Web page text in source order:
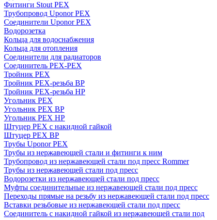
Фитинги Stout PEX
Трубопровод Uponor PEX
Соединители Uponor PEX
Водорозетка
Кольца для водоснабжения
Кольца для отопления
Соединители для радиаторов
Соединитель PEX-PEX
Тройник PEX
Тройник PEX-резьба ВР
Тройник PEX-резьба НР
Угольник PEX
Угольник PEX ВР
Угольник PEX НР
Штуцер PEX c накидной гайкой
Штуцер PEX ВР
Трубы Uponor PEX
Трубы из нержавеющей стали и фитинги к ним
Трубопровод из нержавеющей стали под пресс Rommer
Трубы из нержавеющей стали под пресс
Водорозетки из нержавеющей стали под пресс
Муфты соединительные из нержавеющей стали под пресс
Переходы прямые на резьбу из нержавеющей стали под пресс
Вставки резьбовые из нержавеющей стали под пресс
Соединитель с накидной гайкой из нержавеющей стали под